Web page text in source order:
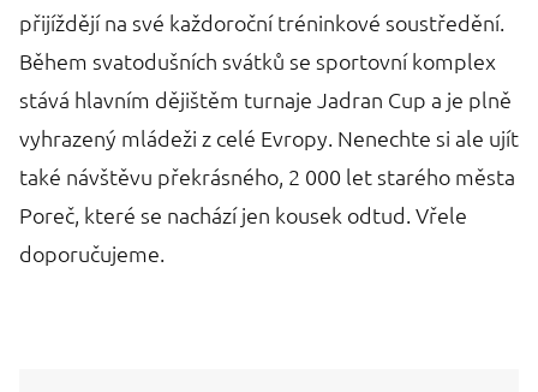
přijíždějí na své každoroční tréninkové soustředění.
Během svatodušních svátků se sportovní komplex
stává hlavním dějištěm turnaje Jadran Cup a je plně
vyhrazený mládeži z celé Evropy. Nenechte si ale ujít
také návštěvu překrásného, 2 000 let starého města
Poreč, které se nachází jen kousek odtud. Vřele
doporučujeme.